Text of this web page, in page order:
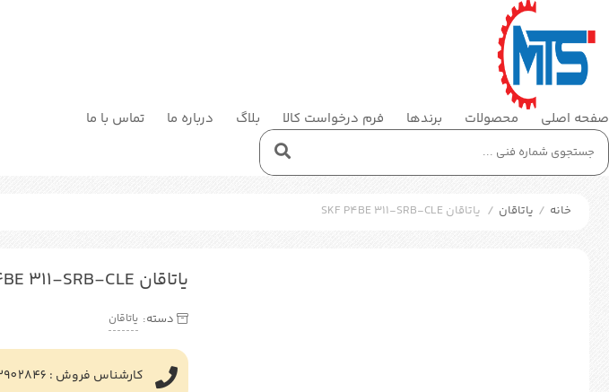
صفحه اصلی محصولات برندها فرم درخواست کالا بلاگ درباره ما تماس با ما
خانه / یاتاقان / یاتاقان SKF P4BE 311-SRB-CLE
یاتاقان SKF P4BE 311-SRB-CLE
دسته: یاتاقان
کارشناس فروش : 33902846-021